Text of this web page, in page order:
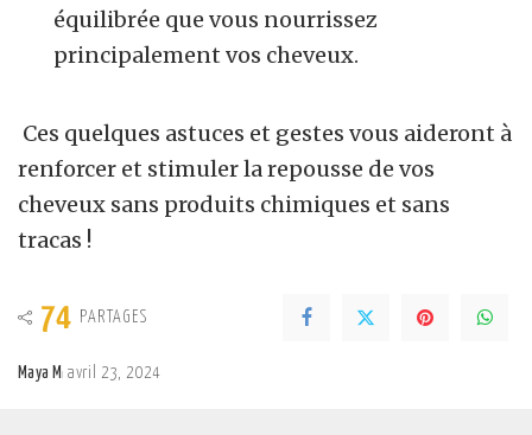
équilibrée que vous nourrissez
principalement vos cheveux.
Ces quelques astuces et gestes vous aideront à
renforcer et stimuler la repousse de vos
cheveux sans produits chimiques et sans
tracas !
74 PARTAGES
Posted
Maya M avril 23, 2024